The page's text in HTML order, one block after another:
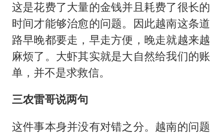
这是花费了大量的金钱并且耗费了很长的
时间才能够治愈的问题。因此越南这条道
路早晚都要走，早走方便，晚走就越来越
麻烦了。大虾其实就是大自然给我们的账
单，并不是求救信。
三农雷哥说两句
这件事本身并没有对错之分。越南的问题